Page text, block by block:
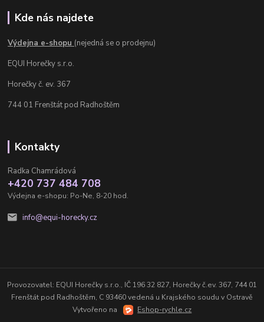
Kde nás najdete
Výdejna e-shopu (nejedná se o prodejnu)
EQUI Horečky s.r.o.
Horečky č. ev. 367
744 01 Frenštát pod Radhoštěm
Kontakty
Radka Chamrádová
+420 737 484 708
Výdejna e-shopu: Po-Ne, 8-20 hod.
info@equi-horecky.cz
Provozovatel: EQUI Horečky s.r.o., IČ 196 32 827, Horečky č.ev. 367, 744 01
Frenštát pod Radhoštěm, C 93460 vedená u Krajského soudu v Ostravě
Vytvořeno na
Eshop-rychle.cz